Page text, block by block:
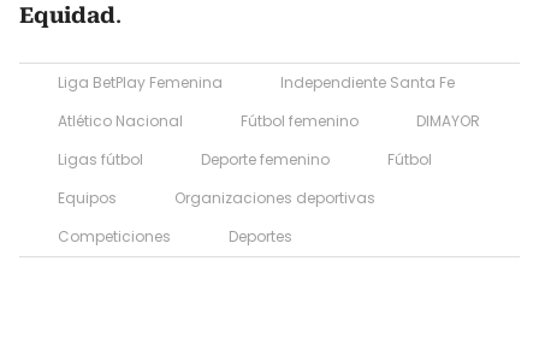
Equidad.
Liga BetPlay Femenina
Independiente Santa Fe
Atlético Nacional
Fútbol femenino
DIMAYOR
Ligas fútbol
Deporte femenino
Fútbol
Equipos
Organizaciones deportivas
Competiciones
Deportes